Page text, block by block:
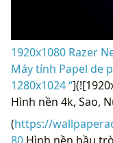
1920x1080 Razer
Máy tính Papel de
1280x1024 “
Hình nền 4k, Sao,
(https://